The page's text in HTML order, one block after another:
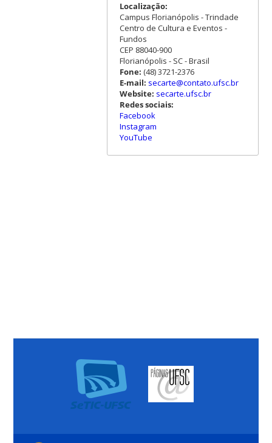
Localização:
Campus Florianópolis - Trindade
Centro de Cultura e Eventos -
Fundos
CEP 88040-900
Florianópolis - SC - Brasil
Fone: (48) 3721-2376
E-mail: secarte@contato.ufsc.br
Website: secarte.ufsc.br
Redes sociais:
Facebook
Instagram
YouTube